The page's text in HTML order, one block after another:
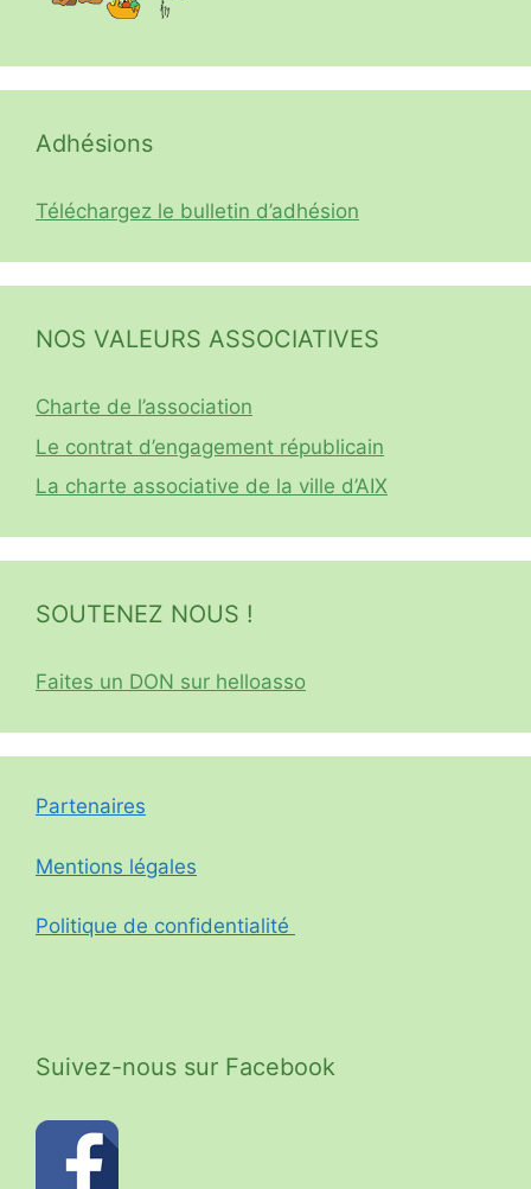
Adhésions
Téléchargez le bulletin d’adhésion
NOS VALEURS ASSOCIATIVES
Charte de l’association
Le contrat d’engagement républicain
La charte associative de la ville d’AIX
SOUTENEZ NOUS !
Faites un DON sur helloasso
Partenaires
Mentions légales
Politique de confidentialité
Suivez-nous sur Facebook